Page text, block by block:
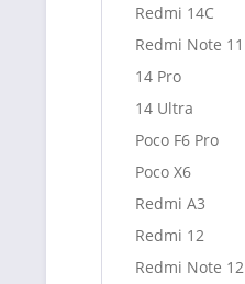
Redmi 14C
Redmi Note 11
14 Pro
14 Ultra
Poco F6 Pro
Poco X6
Redmi A3
Redmi 12
Redmi Note 12